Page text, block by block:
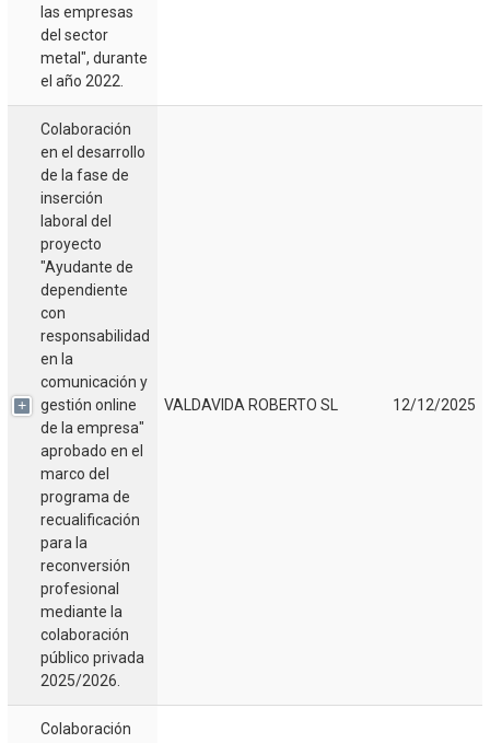
las empresas
del sector
metal", durante
el año 2022.
Colaboración
en el desarrollo
de la fase de
inserción
laboral del
proyecto
"Ayudante de
dependiente
con
responsabilidad
en la
comunicación y
gestión online
de la empresa"
aprobado en el
marco del
programa de
recualificación
para la
reconversión
profesional
mediante la
colaboración
público privada
2025/2026.
VALDAVIDA ROBERTO SL 12/12/2025
Colaboración